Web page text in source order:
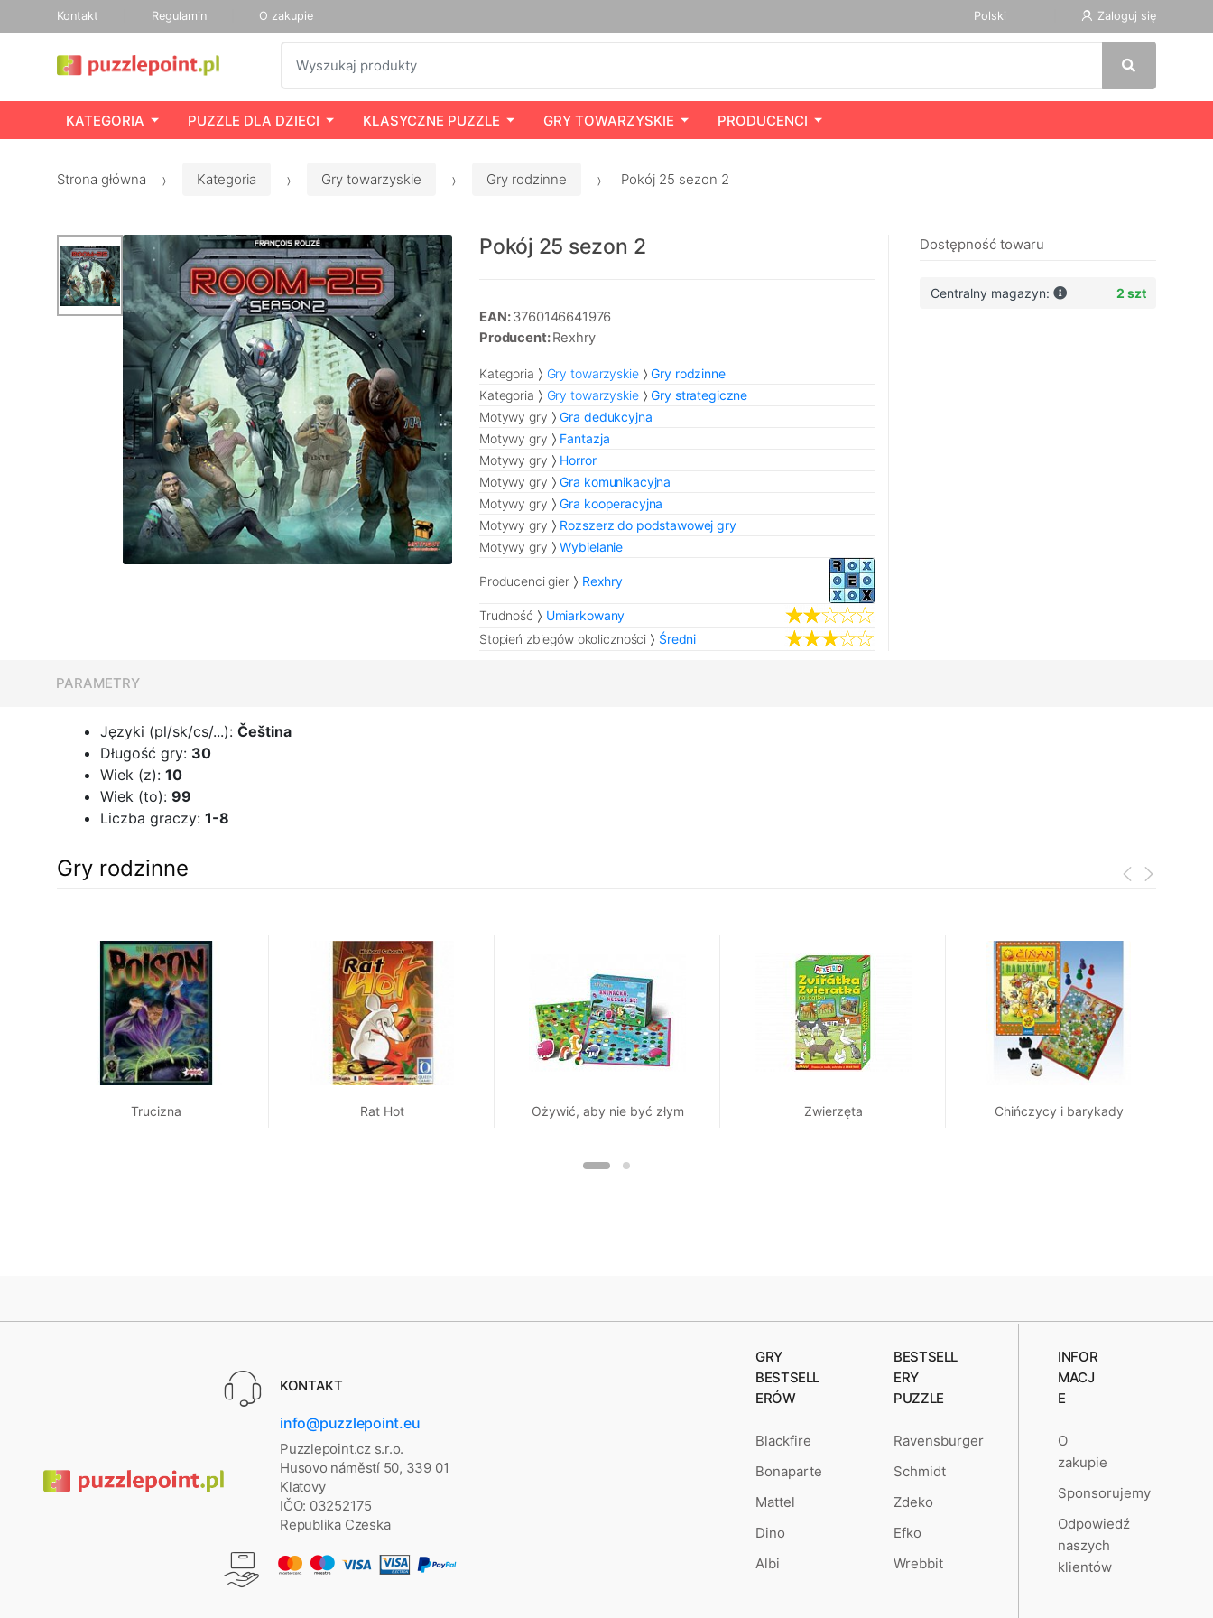
Kontakt Regulamin O zakupie Polski Zaloguj się
KATEGORIA PUZZLE DLA DZIECI KLASYCZNE PUZZLE GRY TOWARZYSKIE PRODUCENCI
Strona główna Kategoria Gry towarzyskie Gry rodzinne Pokój 25 sezon 2
Pokój 25 sezon 2
EAN:3760146641976
Producent:Rexhry
Kategoria Gry towarzyskie
Gry rodzinne
Kategoria
Gry towarzyskie
Gry strategiczne
Motywy gry
Gra dedukcyjna
Motywy gry
Fantazja
Motywy gry
Horror
Motywy gry
Gra komunikacyjna
Motywy gry
Gra kooperacyjna
Motywy gry
Rozszerz do podstawowej gry
Motywy gry
Wybielanie
Producenci gier Rexhry
Trudność
Umiarkowany
Stopień zbiegów okoliczności
Średni
Dostępność towaru
Centralny magazyn: 2 szt
PARAMETRY
Języki (pl/sk/cs/...): Čeština
Długość gry: 30
Wiek (z): 10
Wiek (to): 99
Liczba graczy: 1-8
Gry rodzinne
Trucizna Rat Hot Ożywić, aby nie być złym Zwierzęta Chińczycy i barykady
KONTAKT
info@puzzlepoint.eu
Puzzlepoint.cz s.r.o.
Husovo náměstí 50, 339 01
Klatovy
IČO: 03252175
Republika Czeska
GRY
BESTSELL
ERÓW
Blackfire
Bonaparte
Mattel
Dino
Albi
BESTSELL
ERY
PUZZLE
Ravensburger
Schmidt
Zdeko
Efko
Wrebbit
INFOR
MACJ
E
O
zakupie
Sponsorujemy
Odpowiedź
naszych
klientów